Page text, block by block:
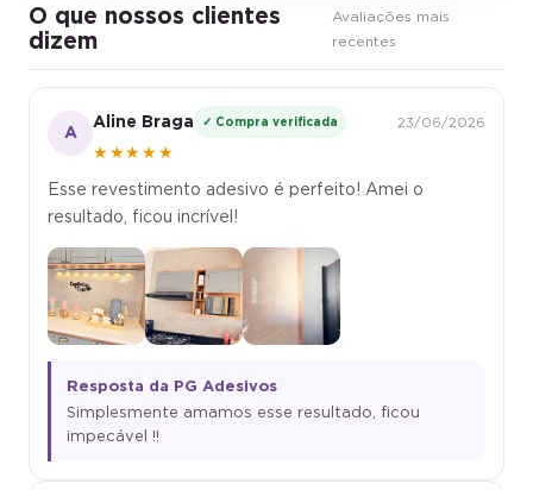
O que nossos clientes
dizem
Avaliações mais
recentes
A
Aline Braga ✓ Compra verificada
★★★★★
23/06/2026
Esse revestimento adesivo é perfeito! Amei o
resultado, ficou incrível!
Resposta da PG Adesivos
Simplesmente amamos esse resultado, ficou
impecável !!